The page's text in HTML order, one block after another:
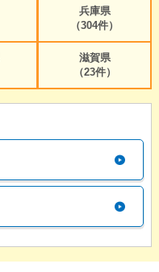
兵庫県
（304件）
滋賀県
（23件）